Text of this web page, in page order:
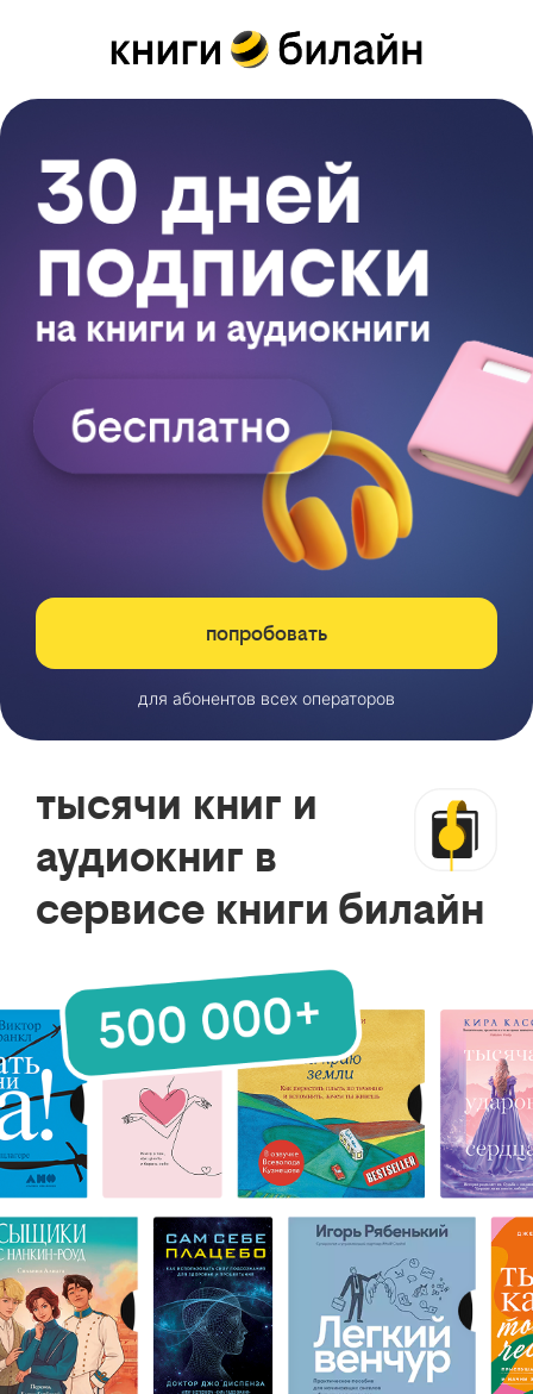
попробовать
для абонентов всех операторов
тысячи книг и
аудиокниг в
сервисе книги билайн